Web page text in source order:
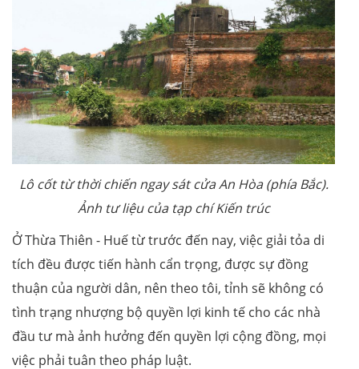
Lô cốt từ thời chiến ngay sát cửa An Hòa (phía Bắc).
Ảnh tư liệu của tạp chí Kiến trúc
Ở Thừa Thiên - Huế từ trước đến nay, việc giải tỏa di
tích đều được tiến hành cẩn trọng, được sự đồng
thuận của người dân, nên theo tôi, tỉnh sẽ không có
tình trạng nhượng bộ quyền lợi kinh tế cho các nhà
đầu tư mà ảnh hưởng đến quyền lợi cộng đồng, mọi
việc phải tuân theo pháp luật.